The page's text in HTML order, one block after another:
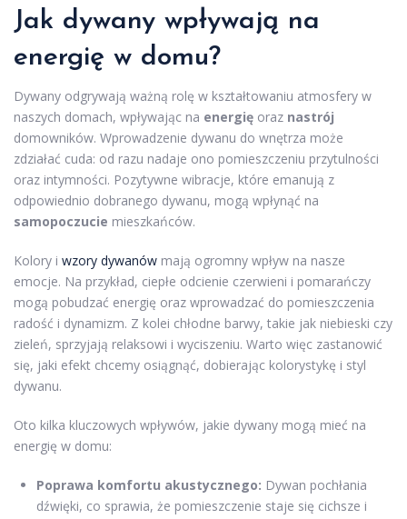
Jak dywany wpływają na
energię w domu?
Dywany odgrywają ważną rolę w kształtowaniu atmosfery w
naszych domach, wpływając na energię oraz nastrój
domowników. Wprowadzenie dywanu do wnętrza może
zdziałać cuda: od razu nadaje ono pomieszczeniu przytulności
oraz intymności. Pozytywne wibracje, które emanują z
odpowiednio dobranego dywanu, mogą wpłynąć na
samopoczucie mieszkańców.
Kolory i wzory dywanów mają ogromny wpływ na nasze
emocje. Na przykład, ciepłe odcienie czerwieni i pomarańczy
mogą pobudzać energię oraz wprowadzać do pomieszczenia
radość i dynamizm. Z kolei chłodne barwy, takie jak niebieski czy
zieleń, sprzyjają relaksowi i wyciszeniu. Warto więc zastanowić
się, jaki efekt chcemy osiągnąć, dobierając kolorystykę i styl
dywanu.
Oto kilka kluczowych wpływów, jakie dywany mogą mieć na
energię w domu:
Poprawa komfortu akustycznego: Dywan pochłania
dźwięki, co sprawia, że pomieszczenie staje się cichsze i